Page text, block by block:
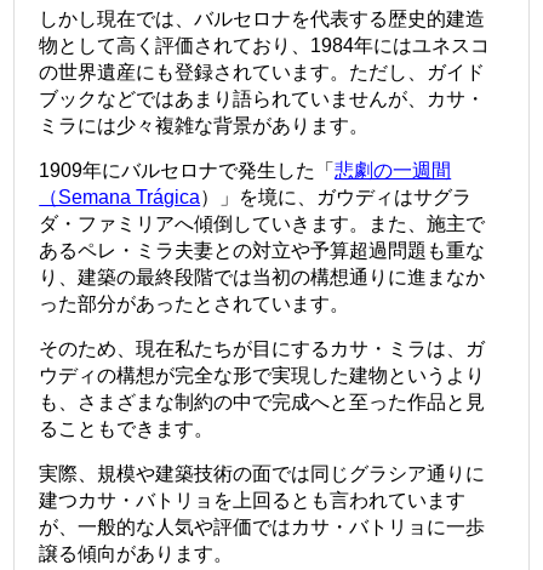
しかし現在では、バルセロナを代表する歴史的建造
物として高く評価されており、1984年にはユネスコ
の世界遺産にも登録されています。ただし、ガイド
ブックなどではあまり語られていませんが、カサ・
ミラには少々複雑な背景があります。
1909年にバルセロナで発生した「悲劇の一週間
（Semana Trágica）」を境に、ガウディはサグラ
ダ・ファミリアへ傾倒していきます。また、施主で
あるペレ・ミラ夫妻との対立や予算超過問題も重な
り、建築の最終段階では当初の構想通りに進まなか
った部分があったとされています。
そのため、現在私たちが目にするカサ・ミラは、ガ
ウディの構想が完全な形で実現した建物というより
も、さまざまな制約の中で完成へと至った作品と見
ることもできます。
実際、規模や建築技術の面では同じグラシア通りに
建つカサ・バトリョ を上回るとも言われています
が、一般的な人気や評価ではカサ・バトリョに一歩
譲る傾向があります。